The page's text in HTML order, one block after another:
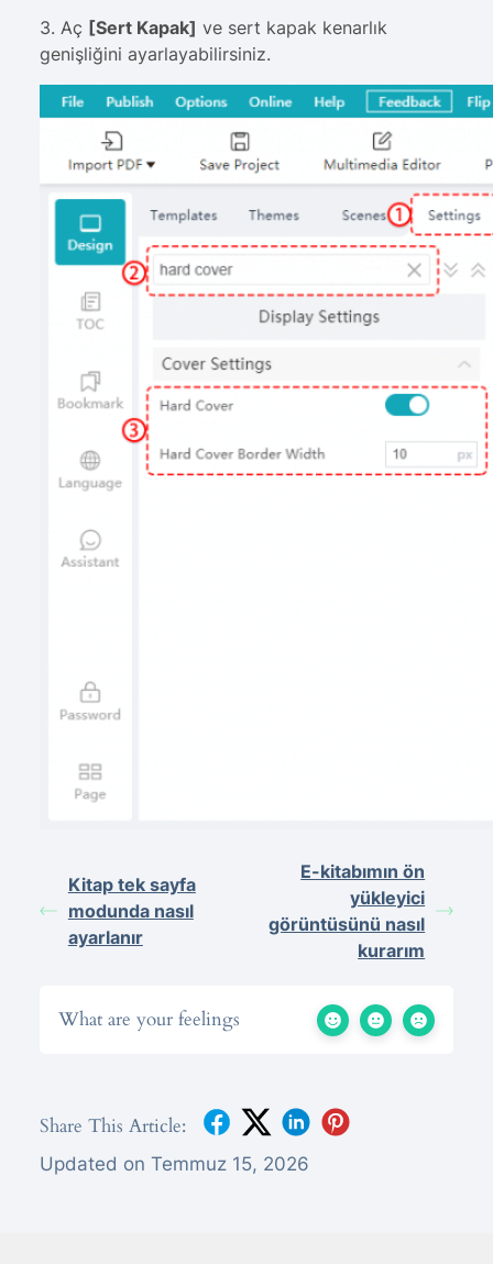
3. Aç [Sert Kapak] ve sert kapak kenarlık
genişliğini ayarlayabilirsiniz.
Kitap tek sayfa
modunda nasıl
ayarlanır
E-kitabımın ön
yükleyici
görüntüsünü nasıl
kurarım
What are your feelings
Share This Article:
Updated on Temmuz 15, 2026